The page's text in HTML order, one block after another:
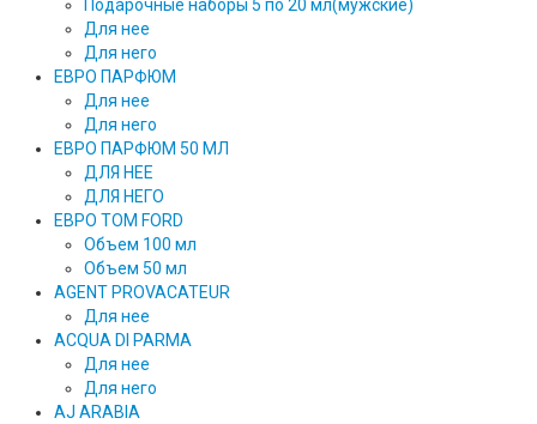
Подарочные наборы 5 по 20 мл(мужские)
Для нее
Для него
ЕВРО ПАРФЮМ
Для нее
Для него
ЕВРО ПАРФЮМ 50 МЛ
ДЛЯ НЕЕ
ДЛЯ НЕГО
ЕВРО TOM FORD
Объем 100 мл
Объем 50 мл
AGENT PROVACATEUR
Для нее
ACQUA DI PARMA
Для нее
Для него
AJ ARABIA